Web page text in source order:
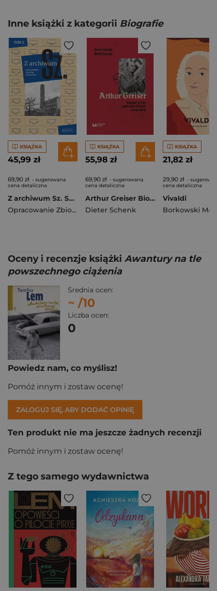
Inne książki z kategorii Biografie
KSIĄŻKA
45,99 zł
69,90 zł - sugerowana
cena detaliczna
Z archiwum Sz. Szczecińskie historie niezwykłe. Tom 3
Opracowanie Zbiorowe
KSIĄŻKA
55,98 zł
69,90 zł - sugerowana
cena detaliczna
Arthur Greiser Biografia i proces namiestnika III Rzeszy w Kraju Warty
Dieter Schenk
KSIĄŻKA
21,82 zł
29,90 zł -
cena detaliczna
Vivaldi
Borkowski
Oceny i recenzje książki Awantury na tle
powszechnego ciążenia
Średnia ocen:
~ /10
Liczba ocen:
0
Powiedz nam, co myślisz!
Pomóż innym i zostaw ocenę!
ZALOGUJ SIĘ, ABY DODAĆ OPINIĘ
Ten produkt nie ma jeszcze żadnych recenzji
Pomóż innym i zostaw ocenę!
Z tego samego wydawnictwa